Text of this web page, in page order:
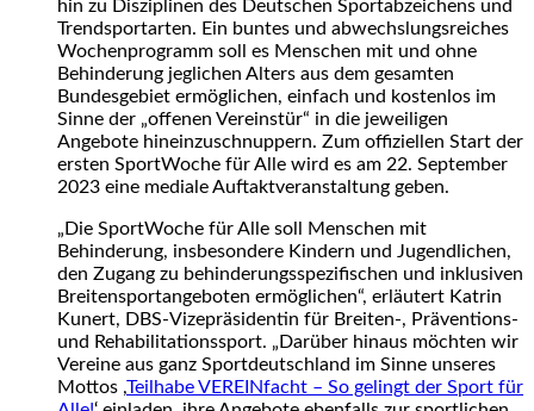
hin zu Disziplinen des Deutschen Sportabzeichens und
Trendsportarten. Ein buntes und abwechslungsreiches
Wochenprogramm soll es Menschen mit und ohne
Behinderung jeglichen Alters aus dem gesamten
Bundesgebiet ermöglichen, einfach und kostenlos im
Sinne der „offenen Vereinstür“ in die jeweiligen
Angebote hineinzuschnuppern. Zum offiziellen Start der
ersten SportWoche für Alle wird es am 22. September
2023 eine mediale Auftaktveranstaltung geben.
„Die SportWoche für Alle soll Menschen mit
Behinderung, insbesondere Kindern und Jugendlichen,
den Zugang zu behinderungsspezifischen und inklusiven
Breitensportangeboten ermöglichen“, erläutert Katrin
Kunert, DBS-Vizepräsidentin für Breiten-, Präventions-
und Rehabilitationssport. „Darüber hinaus möchten wir
Vereine aus ganz Sportdeutschland im Sinne unseres
Mottos ,Teilhabe VEREINfacht – So gelingt der Sport für